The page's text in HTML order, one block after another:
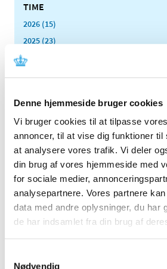
Denne hjemmeside bruger cookies
Vi bruger cookies til at tilpasse
annoncer, til at vise dig funktioner til
at analysere vores trafik. Vi deler
din brug af vores hjemmeside med
for sociale medier,
analysepartnere. Vores partnere
data med andre oplysninger, du har
de har indsamlet fra din brug af
Nødvendig
TIME
2026 (15)
2025 (23)
2024 (26)
2021 (44)
2020 (62)
2019 (20)
2018 (37)
2017 (48)
2016 (43)
2013 (3)
2012 (11)
2011 (13)